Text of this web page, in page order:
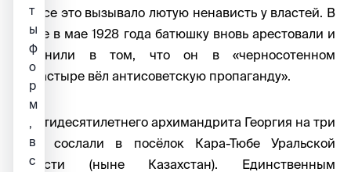
Но все это вызывало лютую ненависть у властей. В
итоге в мае 1928 года батюшку вновь арестовали и
обвинили в том, что он в «черносотенном
монастыре вёл антисоветскую пропаганду».
Шестидесятилетнего архимандрита Георгия на три
года сослали в посёлок Кара-Тюбе Уральской
области (ныне Казахстан). Единственным
т
ы
ф
о
р
м
,
в
с